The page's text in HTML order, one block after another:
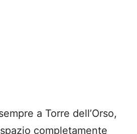
a Torre dell’Orso,
completamente